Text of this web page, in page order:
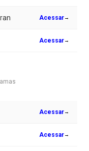
Acessar→
Acessar→
Acessar→
Acessar→